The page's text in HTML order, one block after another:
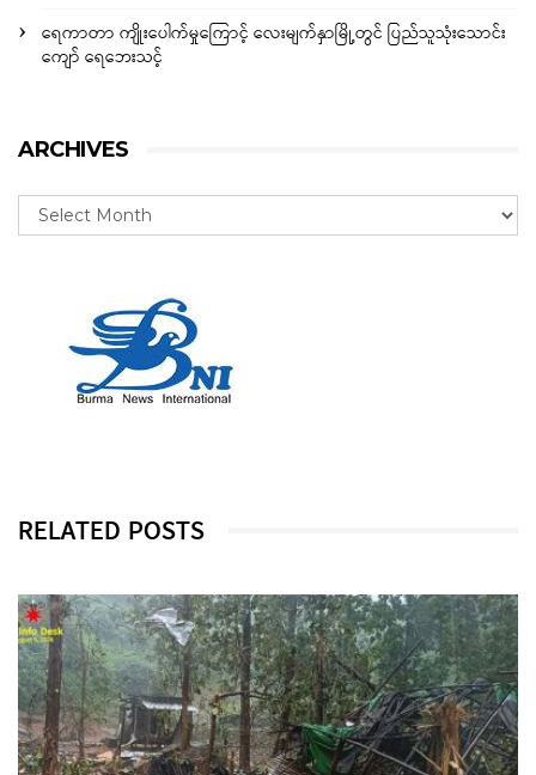
ရေကာတာ ကျိုးပေါက်မှုကြောင့် လေးမျက်နှာမြို့တွင် ပြည်သူသုံးသောင်း
ကျော် ရေဘေးသင့်
ARCHIVES
RELATED POSTS